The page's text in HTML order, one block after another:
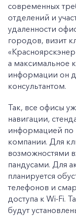
современных
отделений и
удаленности
городов, визит
а максимальное
информации он
консультантом.
Так, все офисы
навигации,
информацией по
компании. Для
возможностями
пандусами. Для
планируется
телефонов и
доступа к Wi-Fi.
будут